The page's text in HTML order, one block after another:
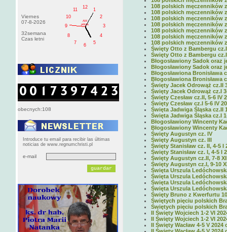
Viernes
07-8-2026
32semana
Czas letni
1
2
3
4
5
6
7
8
9
10
11
12
AM
pištek
obecnych:108
Introduce tu email para recibir las últimas
noticias de www.regnumchristi.pl
e-mail
108 polskich męczenników
108 polskich męczenników
108 polskich męczenników
108 polskich męczenników
108 polskich męczenników
108 polskich męczenników
108 polskich męczenników
Święty Otto z Bambergu
Święty Otto z Bambergu cz.I
Błogosławiony Sadok oraz
Błogosławiony Sadok oraz
Błogosławiona Bronisława
Błogosławiona Bronisława
Święty Jacek Odrowąż cz.II
Święty Jacek Odrowąż cz.I
Święty Czesław cz.II, 5-6 IV
Święty Czesław cz.I 5-6 IV
Święta Jadwiga Śląska cz.II
Święta Jadwiga Śląska cz.I
Błogosławiony Wincenty
Błogosławiony Wincenty
Święty Augustyn cz. IV
Święty Augustyn cz. III
Święty Stanisław cz. II, 4-5 I
Święty Stanisław cz. I, 4-5 I
Święty Augustyn cz.II, 7-8
Święty Augustyn cz.I, 9-10
Święta Urszula
Święta Urszula
Święta Urszula
Święta Urszula
Święty Bruno z Kwerfurtu
Świętych pięciu polskich
Świętych pięciu polskich
II Święty Wojciech 1-2 VI
II Święty Wojciech 1-2 VI
II Święty Wacław 4-5 V 2024